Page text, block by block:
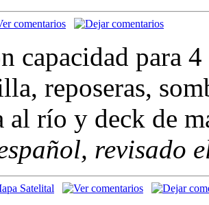
capacidad para
reposeras,
al río y deck de
revisado